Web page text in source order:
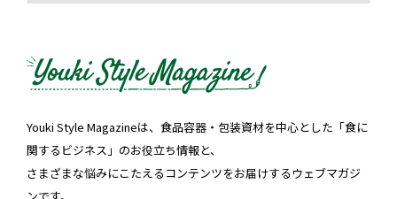
Youki Style Magazineは、食品容器・包装資材を中心とした「食に
関するビジネス」のお役立ち情報と、
さまざまな悩みにこたえるコンテンツをお届けするウェブマガジ